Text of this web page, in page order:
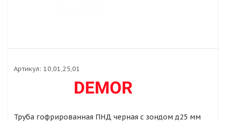
Артикул: 10,01,25,01
Труба гофрированная ПНД черная с зондом д25 мм